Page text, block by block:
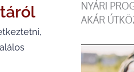
NYÁRI
AKÁR